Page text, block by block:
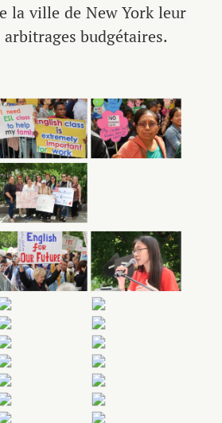
la ville de New York leur
budgétaires.